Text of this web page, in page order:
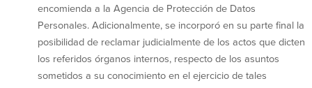
encomienda a la Agencia de Protección de Datos
Personales. Adicionalmente, se incorporó en su parte final la
posibilidad de reclamar judicialmente de los actos que dicten
los referidos órganos internos, respecto de los asuntos
sometidos a su conocimiento en el ejercicio de tales